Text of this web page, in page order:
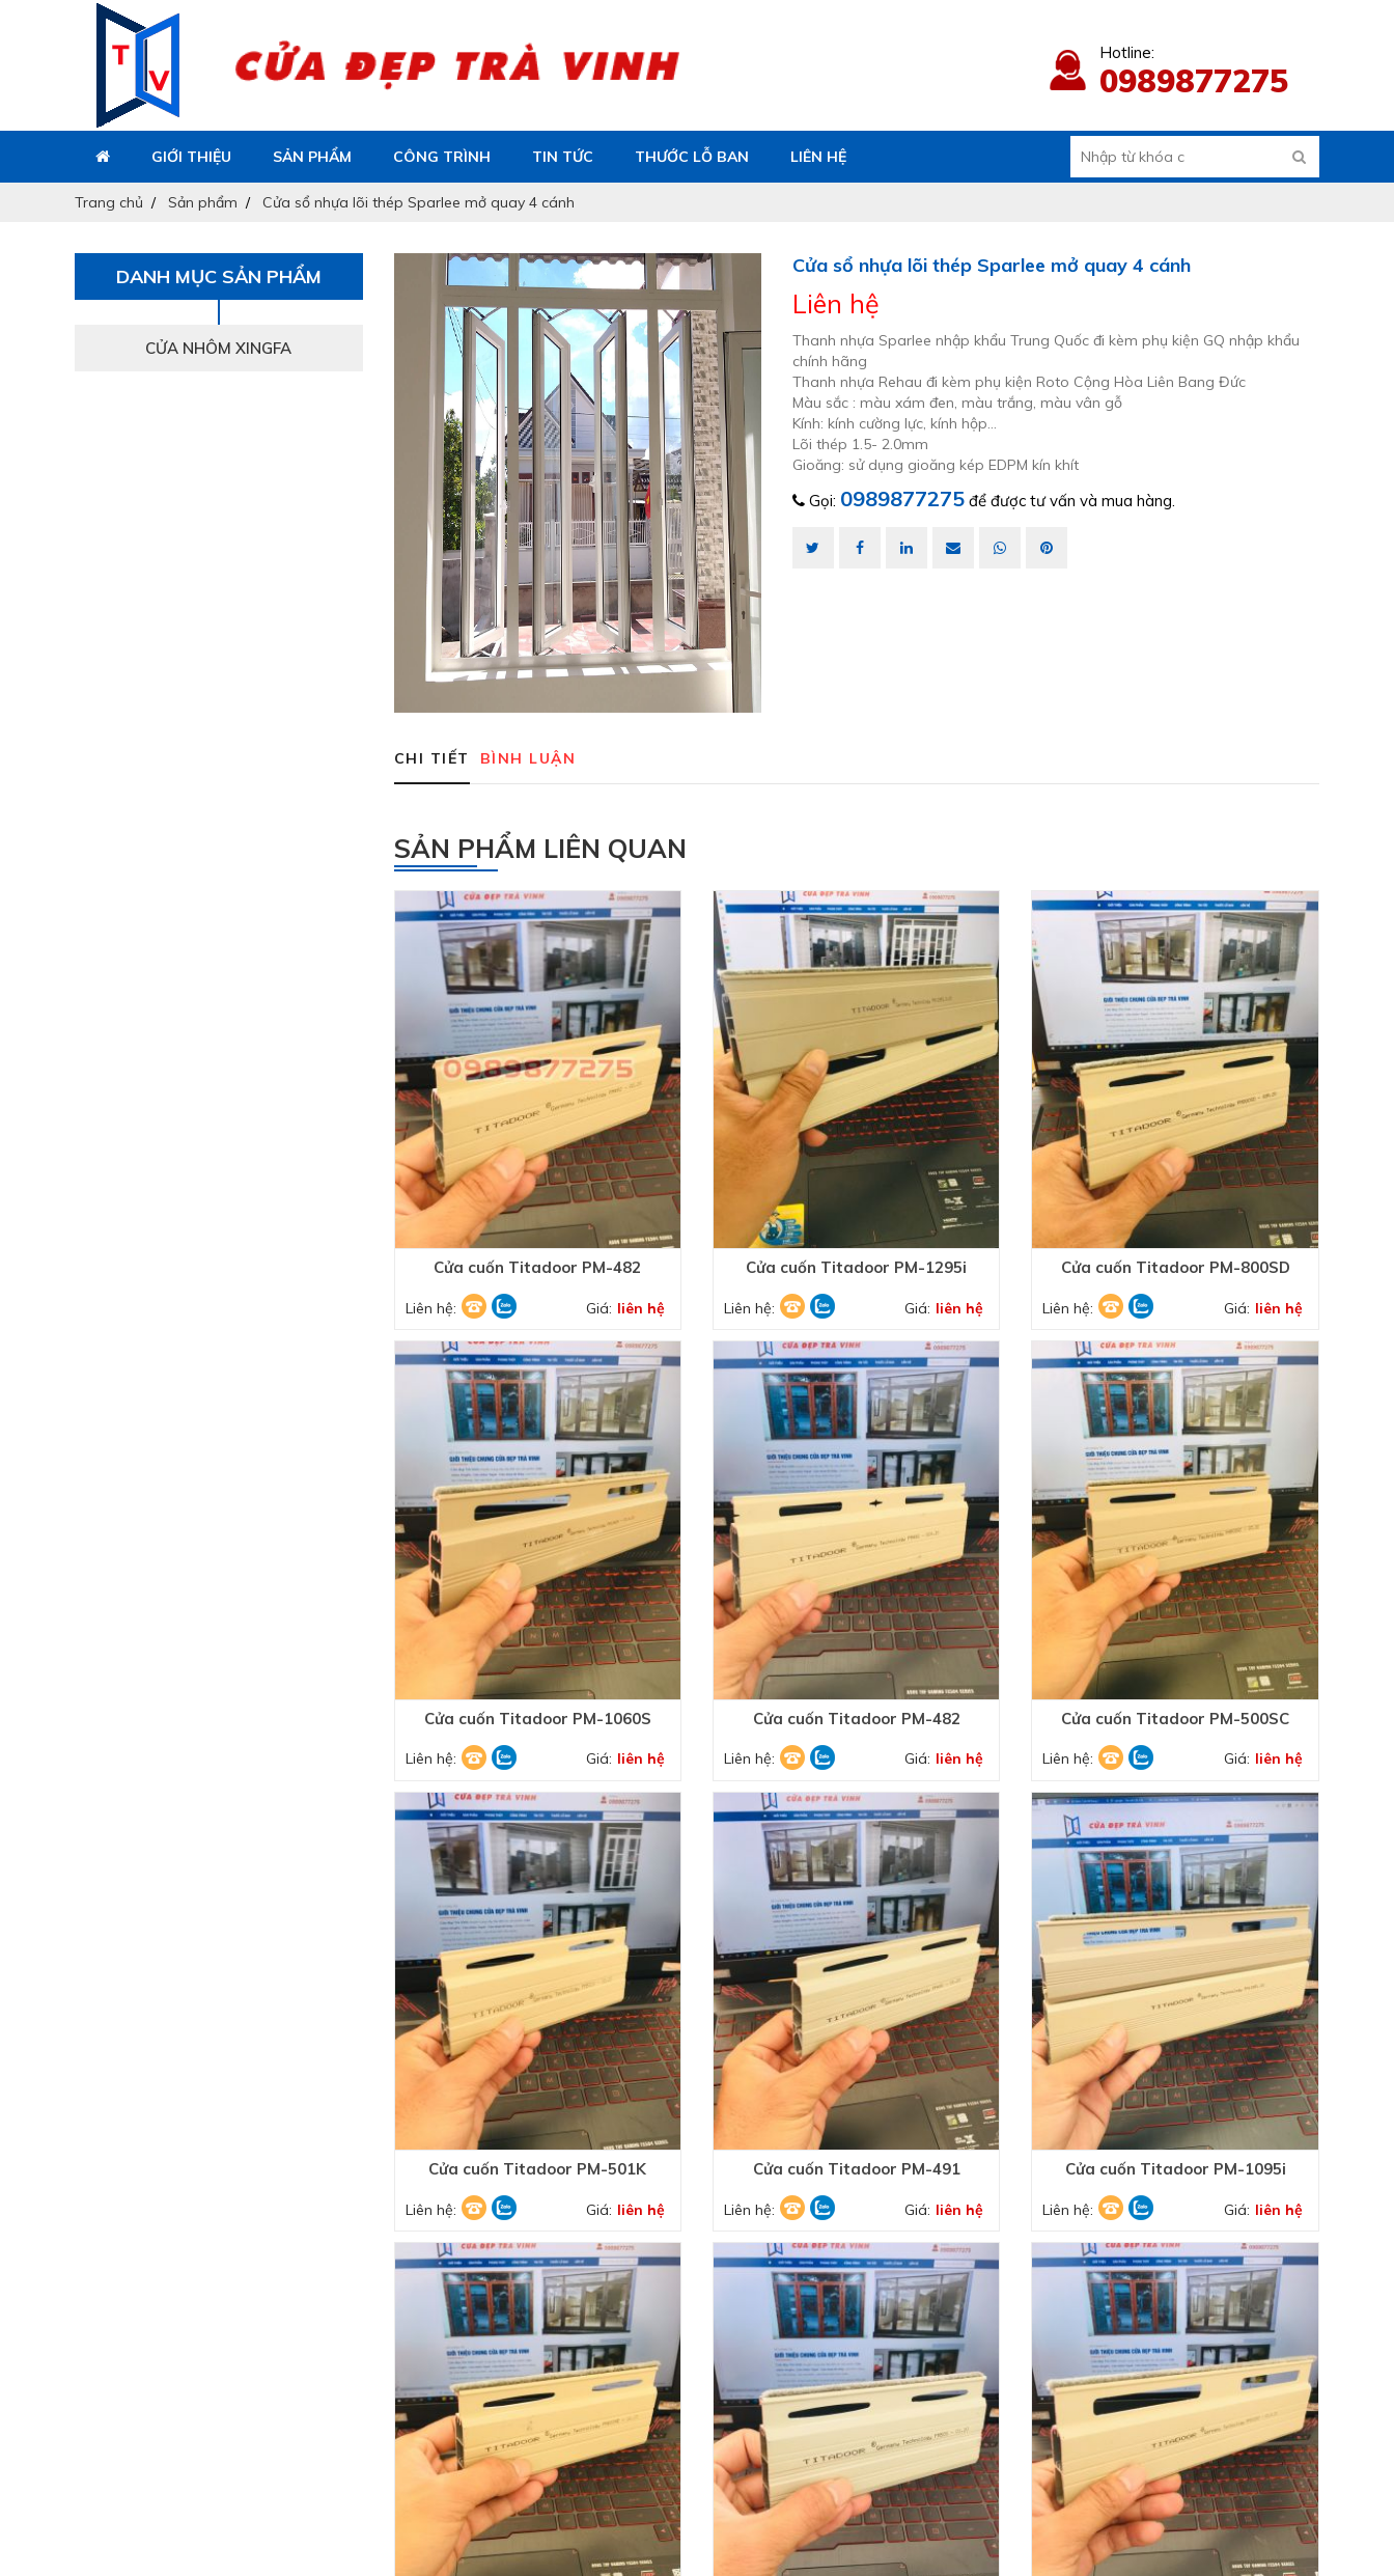
Hotline:
0989877275
GIỚI THIỆU SẢN PHẨM CÔNG TRÌNH TIN TỨC THƯỚC LỖ BAN LIÊN HỆ
Trang chủ Sản phẩm Cửa sổ nhựa lõi thép Sparlee mở quay 4 cánh
DANH MỤC SẢN PHẨM
CỬA NHÔM XINGFA
Cửa sổ nhựa lõi thép Sparlee mở quay 4 cánh
Liên hệ
Thanh nhựa Sparlee nhập khẩu Trung Quốc đi kèm phụ kiện GQ nhập khẩu
chính hãng
Thanh nhựa Rehau đi kèm phụ kiện Roto Cộng Hòa Liên Bang Đức
Màu sắc : màu xám đen, màu trắng, màu vân gỗ
Kính: kính cường lực, kính hộp…
Lõi thép 1.5- 2.0mm
Gioăng: sử dụng gioăng kép EDPM kín khít
Gọi: 0989877275 để được tư vấn và mua hàng.
CHI TIẾT BÌNH LUẬN
SẢN PHẨM LIÊN QUAN
Cửa cuốn Titadoor PM-482
Liên hệ: Giá: liên hệ
Cửa cuốn Titadoor PM-1295i
Liên hệ: Giá: liên hệ
Cửa cuốn Titadoor PM-800SD
Liên hệ: Giá: liên hệ
Cửa cuốn Titadoor PM-1060S
Liên hệ: Giá: liên hệ
Cửa cuốn Titadoor PM-482
Liên hệ: Giá: liên hệ
Cửa cuốn Titadoor PM-500SC
Liên hệ: Giá: liên hệ
Cửa cuốn Titadoor PM-501K
Liên hệ: Giá: liên hệ
Cửa cuốn Titadoor PM-491
Liên hệ: Giá: liên hệ
Cửa cuốn Titadoor PM-1095i
Liên hệ: Giá: liên hệ
ĐĂNG KÝ HỢP TÁC
HOÀN THÀNH
Đăng ký tư vấn trực tiếp 24/7: 0989877275